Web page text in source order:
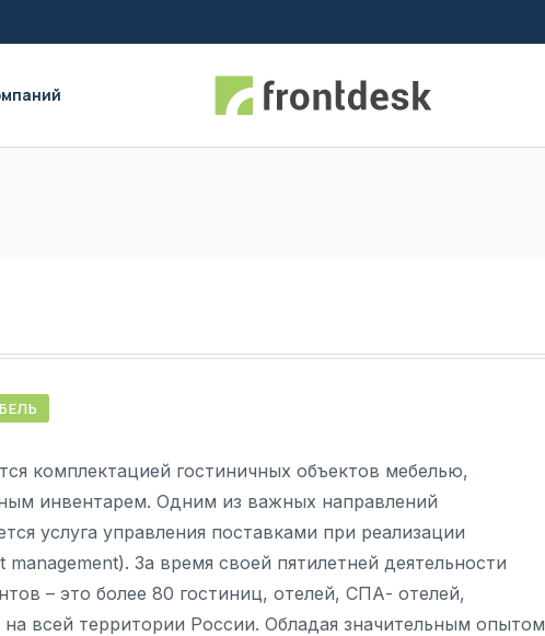
комплектацией гостиничных объектов мебелью,
инвентарем. Одним из важных направлений
услуга управления поставками при реализации
management). За время своей пятилетней деятельности
– это более 80 гостиниц, отелей, СПА- отелей,
всей территории России. Обладая значительным опытом